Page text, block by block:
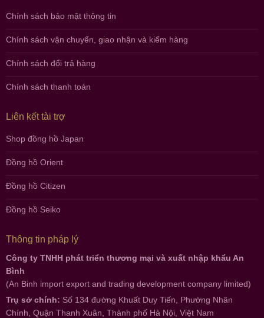
Chính sách bảo mật thông tin
Chính sách vận chuyển, giao nhận và kiểm hàng
Chính sách đổi trả hàng
Chính sách thanh toán
Liên kết tài trợ
Shop đồng hồ Japan
Đồng hồ Orient
Đồng hồ Citizen
Đồng hồ Seiko
Thông tin pháp lý
Công ty TNHH phát triển thương mại và xuất nhập khẩu An
Bình
(An Binh import export and trading development company limited)
Trụ sở chính: Số 134 đường Khuất Duy Tiến, Phường Nhân
Chính, Quận Thanh Xuân, Thành phố Hà Nội, Việt Nam